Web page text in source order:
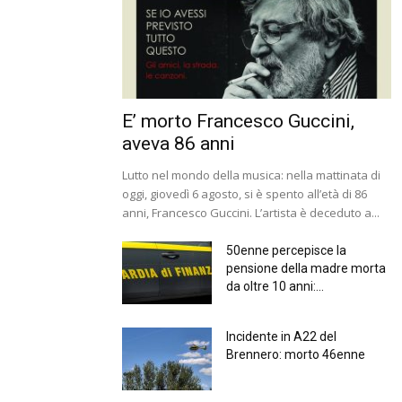
E’ morto Francesco Guccini,
aveva 86 anni
Lutto nel mondo della musica: nella mattinata di
oggi, giovedì 6 agosto, si è spento all’età di 86
anni, Francesco Guccini. L’artista è deceduto a...
50enne percepisce la
pensione della madre morta
da oltre 10 anni:...
Incidente in A22 del
Brennero: morto 46enne